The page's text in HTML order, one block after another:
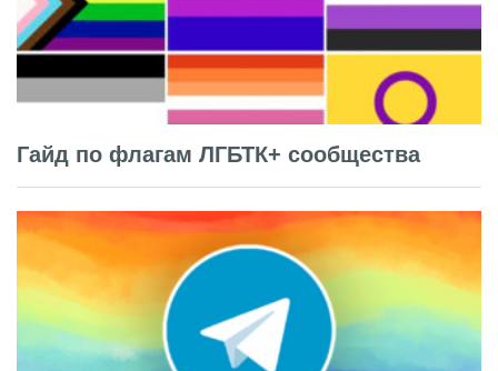
Гайд по флагам ЛГБТК+ сообщества